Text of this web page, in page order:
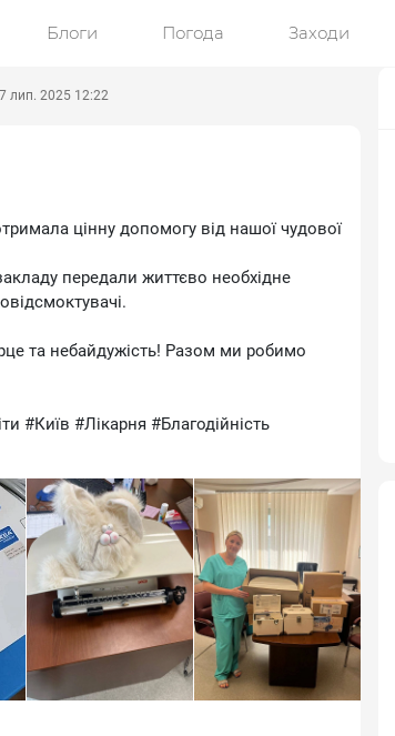
Блоги Погода Заходи
лип. 2025 12:22
цінну допомогу від нашої чудової
передали життєво необхідне
та небайдужість! Разом ми робимо
#Київ #Лікарня #Благодійність